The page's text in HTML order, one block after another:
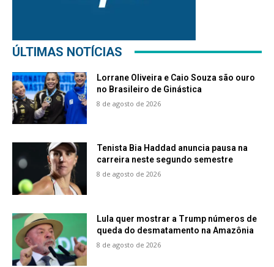
ÚLTIMAS NOTÍCIAS
Lorrane Oliveira e Caio Souza são ouro
no Brasileiro de Ginástica
8 de agosto de 2026
Tenista Bia Haddad anuncia pausa na
carreira neste segundo semestre
8 de agosto de 2026
Lula quer mostrar a Trump números de
queda do desmatamento na Amazônia
8 de agosto de 2026